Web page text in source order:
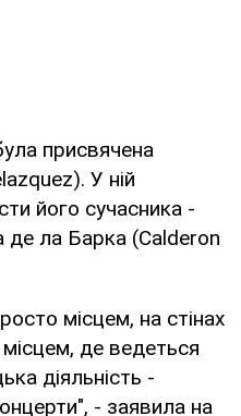
присвячена
У ній
його сучасника -
де ла Барка (Calderon
місцем, на стінах
де ведеться
діяльність -
- заявила на